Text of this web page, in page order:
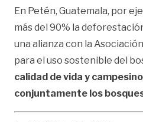
En Petén, Guatemala, por
más del 90% la
una alianza con la
para el uso sostenible del
calidad de vida y
conjuntamente los